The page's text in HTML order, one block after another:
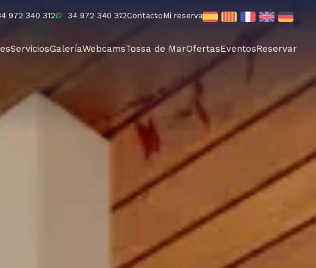
972 340 312 34 972 340 312ContactoMi reserva
ServiciosGaleríaWebcamsTossa de MarOfertasEventosReservar